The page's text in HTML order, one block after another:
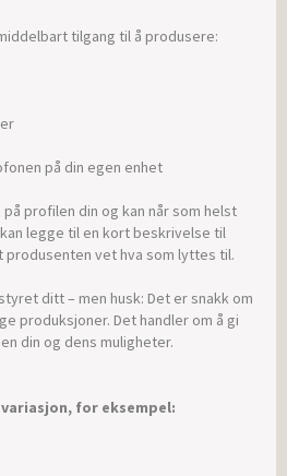
tilgang til å produsere:
på din egen enhet
profilen din og kan når som helst
legge til en kort beskrivelse til
vet hva som lyttes til.
ditt – men husk: Det er snakk om
produksjoner. Det handler om å gi
din og dens muligheter.
for eksempel: